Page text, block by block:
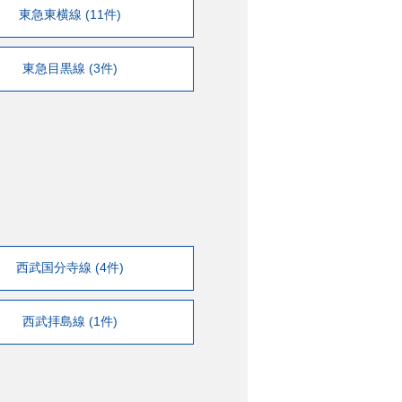
東急東横線 (11件)
東急目黒線 (3件)
西武国分寺線 (4件)
西武拝島線 (1件)